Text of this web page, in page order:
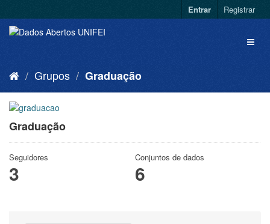
Entrar Registrar
Grupos Graduação
Graduação
Seguidores
3
Conjuntos de dados
6